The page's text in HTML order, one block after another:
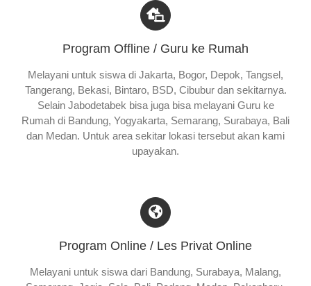
Program Offline / Guru ke Rumah
Melayani untuk siswa di Jakarta, Bogor, Depok, Tangsel,
Tangerang, Bekasi, Bintaro, BSD, Cibubur dan sekitarnya.
Selain Jabodetabek bisa juga bisa melayani Guru ke
Rumah di Bandung, Yogyakarta, Semarang, Surabaya, Bali
dan Medan. Untuk area sekitar lokasi tersebut akan kami
upayakan.
Program Online / Les Privat Online
Melayani untuk siswa dari Bandung, Surabaya, Malang,